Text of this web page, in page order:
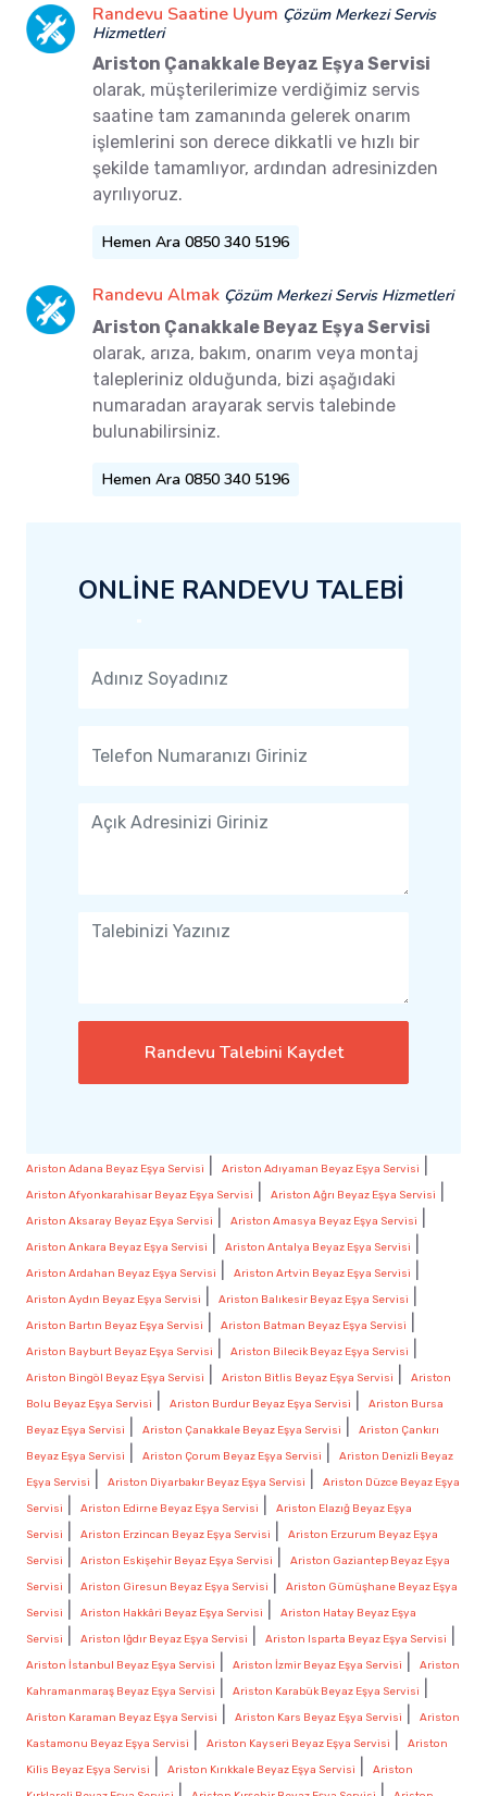
Randevu Saatine Uyum Çözüm Merkezi Servis
Hizmetleri
Ariston Çanakkale Beyaz Eşya Servisi
olarak, müşterilerimize verdiğimiz servis
saatine tam zamanında gelerek onarım
işlemlerini son derece dikkatli ve hızlı bir
şekilde tamamlıyor, ardından adresinizden
ayrılıyoruz.
Hemen Ara 0850 340 5196
Randevu Almak Çözüm Merkezi Servis Hizmetleri
Ariston Çanakkale Beyaz Eşya Servisi
olarak, arıza, bakım, onarım veya montaj
talepleriniz olduğunda, bizi aşağıdaki
numaradan arayarak servis talebinde
bulunabilirsiniz.
Hemen Ara 0850 340 5196
ONLİNE RANDEVU TALEBİ
Randevu Talebini Kaydet
Ariston Adana Beyaz Eşya Servisi Ariston Adıyaman Beyaz Eşya Servisi
Ariston Afyonkarahisar Beyaz Eşya Servisi Ariston Ağrı Beyaz Eşya Servisi
Ariston Aksaray Beyaz Eşya Servisi Ariston Amasya Beyaz Eşya Servisi
Ariston Ankara Beyaz Eşya Servisi Ariston Antalya Beyaz Eşya Servisi
Ariston Ardahan Beyaz Eşya Servisi Ariston Artvin Beyaz Eşya Servisi
Ariston Aydın Beyaz Eşya Servisi Ariston Balıkesir Beyaz Eşya Servisi
Ariston Bartın Beyaz Eşya Servisi Ariston Batman Beyaz Eşya Servisi
Ariston Bayburt Beyaz Eşya Servisi Ariston Bilecik Beyaz Eşya Servisi
Ariston Bingöl Beyaz Eşya Servisi Ariston Bitlis Beyaz Eşya Servisi
Ariston
Bolu Beyaz Eşya Servisi
Ariston Burdur Beyaz Eşya Servisi
Ariston Bursa
Beyaz Eşya Servisi
Ariston Çanakkale Beyaz Eşya Servisi
Ariston Çankırı
Beyaz Eşya Servisi
Ariston Çorum Beyaz Eşya Servisi
Ariston Denizli Beyaz
Eşya Servisi
Ariston Diyarbakır Beyaz Eşya Servisi
Ariston Düzce Beyaz Eşya
Servisi
Ariston Edirne Beyaz Eşya Servisi
Ariston Elazığ Beyaz Eşya
Servisi
Ariston Erzincan Beyaz Eşya Servisi
Ariston Erzurum Beyaz Eşya
Servisi
Ariston Eskişehir Beyaz Eşya Servisi
Ariston Gaziantep Beyaz Eşya
Servisi
Ariston Giresun Beyaz Eşya Servisi
Ariston Gümüşhane Beyaz Eşya
Servisi
Ariston Hakkâri Beyaz Eşya Servisi
Ariston Hatay Beyaz Eşya
Servisi
Ariston Iğdır Beyaz Eşya Servisi Ariston Isparta Beyaz Eşya Servisi
Ariston İstanbul Beyaz Eşya Servisi Ariston İzmir Beyaz Eşya Servisi
Ariston
Kahramanmaraş Beyaz Eşya Servisi
Ariston Karabük Beyaz Eşya Servisi
Ariston Karaman Beyaz Eşya Servisi Ariston Kars Beyaz Eşya Servisi
Ariston
Kastamonu Beyaz Eşya Servisi
Ariston Kayseri Beyaz Eşya Servisi
Ariston
Kilis Beyaz Eşya Servisi
Ariston Kırıkkale Beyaz Eşya Servisi
Ariston